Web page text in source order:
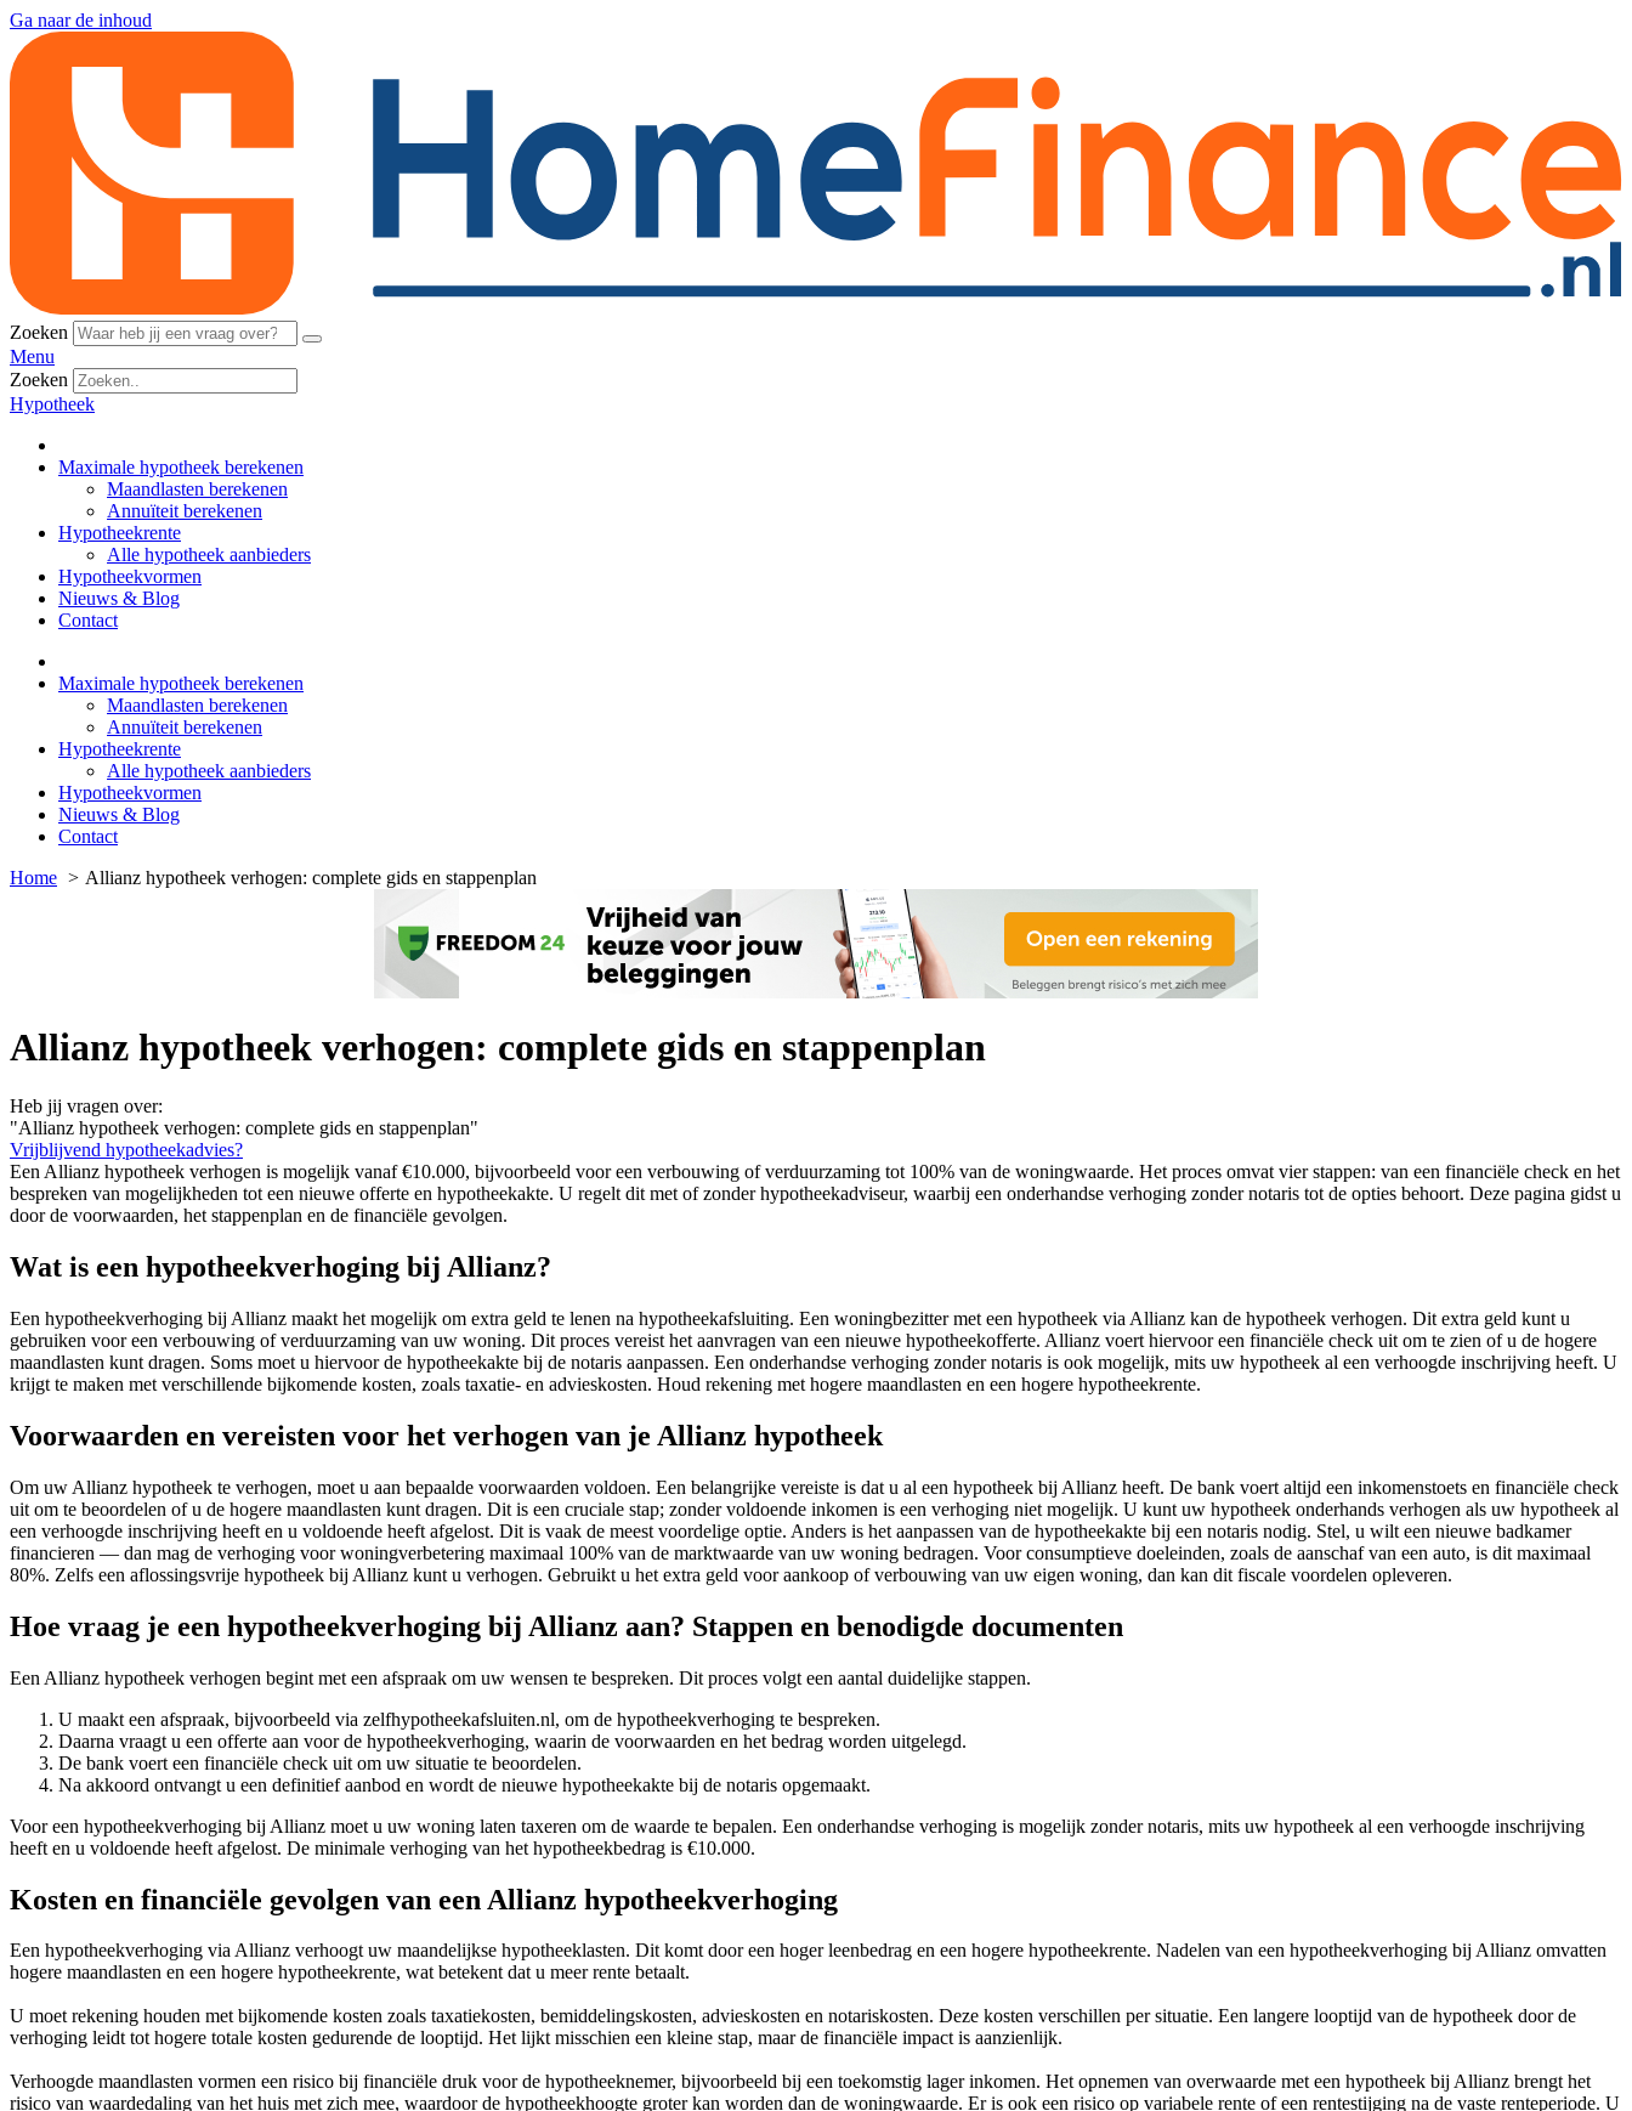
Ga naar de inhoud
Zoeken
Menu
Zoeken
Hypotheek
Maximale hypotheek berekenen
Maandlasten berekenen
Annuïteit berekenen
Hypotheekrente
Alle hypotheek aanbieders
Hypotheekvormen
Nieuws & Blog
Contact
Maximale hypotheek berekenen
Maandlasten berekenen
Annuïteit berekenen
Hypotheekrente
Alle hypotheek aanbieders
Hypotheekvormen
Nieuws & Blog
Contact
Home
Allianz hypotheek verhogen: complete gids en stappenplan
Allianz hypotheek verhogen: complete gids en stappenplan
Heb jij vragen over:
"Allianz hypotheek verhogen: complete gids en stappenplan"
Vrijblijvend hypotheekadvies?
Een Allianz hypotheek verhogen is mogelijk vanaf €10.000, bijvoorbeeld voor een verbouwing of verduurzaming tot 100% van de woningwaarde. Het proces omvat vier stappen: van een financiële check en het
bespreken van mogelijkheden tot een nieuwe offerte en hypotheekakte. U regelt dit met of zonder hypotheekadviseur, waarbij een onderhandse verhoging zonder notaris tot de opties behoort. Deze pagina gidst u
door de voorwaarden, het stappenplan en de financiële gevolgen.
Wat is een hypotheekverhoging bij Allianz?
Een hypotheekverhoging bij Allianz maakt het mogelijk om extra geld te lenen na hypotheekafsluiting. Een woningbezitter met een hypotheek via Allianz kan de hypotheek verhogen. Dit extra geld kunt u
gebruiken voor een verbouwing of verduurzaming van uw woning. Dit proces vereist het aanvragen van een nieuwe hypotheekofferte. Allianz voert hiervoor een financiële check uit om te zien of u de hogere
maandlasten kunt dragen. Soms moet u hiervoor de hypotheekakte bij de notaris aanpassen. Een onderhandse verhoging zonder notaris is ook mogelijk, mits uw hypotheek al een verhoogde inschrijving heeft. U
krijgt te maken met verschillende bijkomende kosten, zoals taxatie- en advieskosten. Houd rekening met hogere maandlasten en een hogere hypotheekrente.
Voorwaarden en vereisten voor het verhogen van je Allianz hypotheek
Om uw Allianz hypotheek te verhogen, moet u aan bepaalde voorwaarden voldoen. Een belangrijke vereiste is dat u al een hypotheek bij Allianz heeft. De bank voert altijd een inkomenstoets en financiële check
uit om te beoordelen of u de hogere maandlasten kunt dragen. Dit is een cruciale stap; zonder voldoende inkomen is een verhoging niet mogelijk. U kunt uw hypotheek onderhands verhogen als uw hypotheek al
een verhoogde inschrijving heeft en u voldoende heeft afgelost. Dit is vaak de meest voordelige optie. Anders is het aanpassen van de hypotheekakte bij een notaris nodig. Stel, u wilt een nieuwe badkamer
financieren — dan mag de verhoging voor woningverbetering maximaal 100% van de marktwaarde van uw woning bedragen. Voor consumptieve doeleinden, zoals de aanschaf van een auto, is dit maximaal
80%. Zelfs een aflossingsvrije hypotheek bij Allianz kunt u verhogen. Gebruikt u het extra geld voor aankoop of verbouwing van uw eigen woning, dan kan dit fiscale voordelen opleveren.
Hoe vraag je een hypotheekverhoging bij Allianz aan? Stappen en benodigde documenten
Een Allianz hypotheek verhogen begint met een afspraak om uw wensen te bespreken. Dit proces volgt een aantal duidelijke stappen.
U maakt een afspraak, bijvoorbeeld via zelfhypotheekafsluiten.nl, om de hypotheekverhoging te bespreken.
Daarna vraagt u een offerte aan voor de hypotheekverhoging, waarin de voorwaarden en het bedrag worden uitgelegd.
De bank voert een financiële check uit om uw situatie te beoordelen.
Na akkoord ontvangt u een definitief aanbod en wordt de nieuwe hypotheekakte bij de notaris opgemaakt.
Voor een hypotheekverhoging bij Allianz moet u uw woning laten taxeren om de waarde te bepalen. Een onderhandse verhoging is mogelijk zonder notaris, mits uw hypotheek al een verhoogde inschrijving
heeft en u voldoende heeft afgelost. De minimale verhoging van het hypotheekbedrag is €10.000.
Kosten en financiële gevolgen van een Allianz hypotheekverhoging
Een hypotheekverhoging via Allianz verhoogt uw maandelijkse hypotheeklasten. Dit komt door een hoger leenbedrag en een hogere hypotheekrente. Nadelen van een hypotheekverhoging bij Allianz omvatten
hogere maandlasten en een hogere hypotheekrente, wat betekent dat u meer rente betaalt.
U moet rekening houden met bijkomende kosten zoals taxatiekosten, bemiddelingskosten, advieskosten en notariskosten. Deze kosten verschillen per situatie. Een langere looptijd van de hypotheek door de
verhoging leidt tot hogere totale kosten gedurende de looptijd. Het lijkt misschien een kleine stap, maar de financiële impact is aanzienlijk.
Verhoogde maandlasten vormen een risico bij financiële druk voor de hypotheeknemer, bijvoorbeeld bij een toekomstig lager inkomen. Het opnemen van overwaarde met een hypotheek bij Allianz brengt het
risico van waardedaling van het huis met zich mee, waardoor de hypotheekhoogte groter kan worden dan de woningwaarde. Er is ook een risico op variabele rente of een rentestijging na de vaste renteperiode. U